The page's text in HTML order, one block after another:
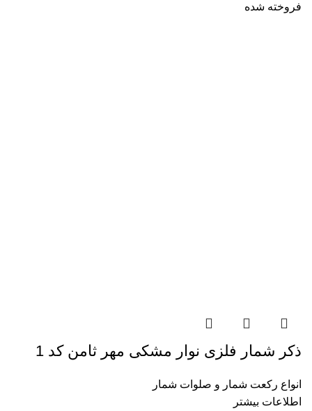
فروخته شده
ذکر شمار فلزی نوار مشکی مهر ثامن کد 1
انواع رکعت شمار و صلوات شمار
اطلاعات بیشتر